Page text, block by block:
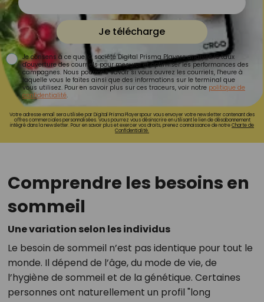
Je télécharge
Je consens à ce que la société Digital Prisma Players analyse le taux
d'ouverture des courriels pour mesurer et optimiser les performances des
campagnes. Nous pourrons savoir si vous ouvrez les courriels, l'heure à
laquelle vous le faites ainsi que des informations sur le terminal que
vous utilisez. Pour en savoir plus sur ces traceurs, voir notre politique de
confidentialité.
Votre adresse email sera utilisée par Digital Prisma Playerspour vous envoyer votre newsletter contenant des
offres commerciales personnalisées. Vous pourrez vous désinscrire en utilisant le lien de désabonnement
intégré dans la newsletter. Pour en savoir plus et exercer vos droits, prenez connaissance de notreCharte de
Confidentialité.
Comprendre les besoins en
sommeil
Une variation selon les individus
Le besoin de sommeil n’est pas identique pour tout le
monde. Il dépend de l’âge, du mode de vie, de
l’hygiène de sommeil et de la génétique. Certaines
personnes ont naturellement un profil "long